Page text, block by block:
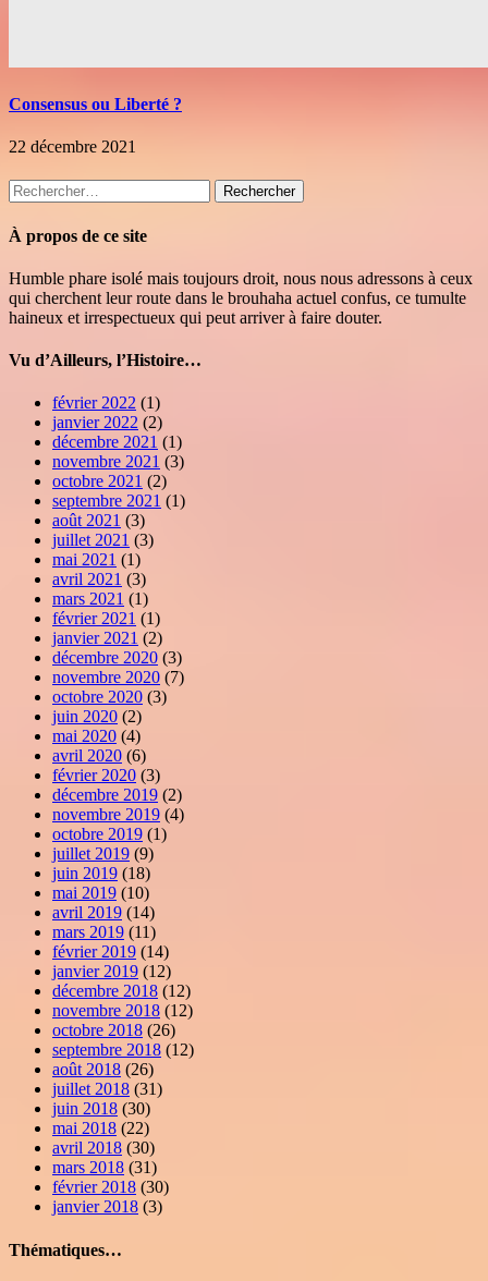
Consensus ou Liberté ?
22 décembre 2021
Rechercher :
À propos de ce site
Humble phare isolé mais toujours droit, nous nous adressons à ceux
qui cherchent leur route dans le brouhaha actuel confus, ce tumulte
haineux et irrespectueux qui peut arriver à faire douter.
Vu d’Ailleurs, l’Histoire…
février 2022 (1)
janvier 2022 (2)
décembre 2021 (1)
novembre 2021 (3)
octobre 2021 (2)
septembre 2021 (1)
août 2021 (3)
juillet 2021 (3)
mai 2021 (1)
avril 2021 (3)
mars 2021 (1)
février 2021 (1)
janvier 2021 (2)
décembre 2020 (3)
novembre 2020 (7)
octobre 2020 (3)
juin 2020 (2)
mai 2020 (4)
avril 2020 (6)
février 2020 (3)
décembre 2019 (2)
novembre 2019 (4)
octobre 2019 (1)
juillet 2019 (9)
juin 2019 (18)
mai 2019 (10)
avril 2019 (14)
mars 2019 (11)
février 2019 (14)
janvier 2019 (12)
décembre 2018 (12)
novembre 2018 (12)
octobre 2018 (26)
septembre 2018 (12)
août 2018 (26)
juillet 2018 (31)
juin 2018 (30)
mai 2018 (22)
avril 2018 (30)
mars 2018 (31)
février 2018 (30)
janvier 2018 (3)
Thématiques…